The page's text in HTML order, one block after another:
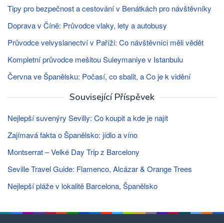
Tipy pro bezpečnost a cestování v Benátkách pro návštěvníky
Doprava v Číně: Průvodce vlaky, lety a autobusy
Průvodce velvyslanectví v Paříži: Co návštěvníci měli vědět
Kompletní průvodce mešitou Suleymaniye v Istanbulu
Června ve Španělsku: Počasí, co sbalit, a Co je k vidění
Související Příspěvek
Nejlepší suvenýry Sevilly: Co koupit a kde je najít
Zajímavá fakta o Španělsko: jídlo a víno
Montserrat – Velké Day Trip z Barcelony
Seville Travel Guide: Flamenco, Alcázar & Orange Trees
Nejlepší pláže v lokalitě Barcelona, ​​Španělsko